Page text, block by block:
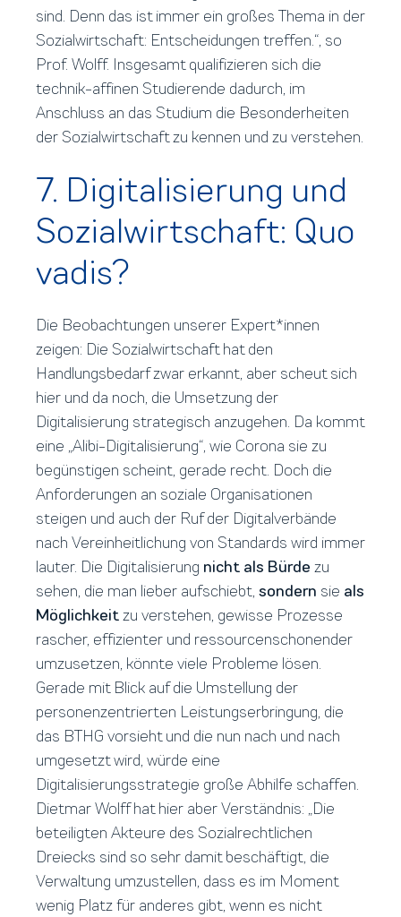
sind. Denn das ist immer ein großes Thema in der
Sozialwirtschaft: Entscheidungen treffen.“, so
Prof. Wolff. Insgesamt qualifizieren sich die
technik-affinen Studierende dadurch, im
Anschluss an das Studium die Besonderheiten
der Sozialwirtschaft zu kennen und zu verstehen.
7. Digitalisierung und
Sozialwirtschaft: Quo
vadis?
Die Beobachtungen unserer Expert*innen
zeigen: Die Sozialwirtschaft hat den
Handlungsbedarf zwar erkannt, aber scheut sich
hier und da noch, die Umsetzung der
Digitalisierung strategisch anzugehen. Da kommt
eine „Alibi-Digitalisierung“, wie Corona sie zu
begünstigen scheint, gerade recht. Doch die
Anforderungen an soziale Organisationen
steigen und auch der Ruf der Digitalverbände
nach Vereinheitlichung von Standards wird immer
lauter. Die Digitalisierung nicht als Bürde zu
sehen, die man lieber aufschiebt, sondern sie als
Möglichkeitzu verstehen, gewisse Prozesse
rascher, effizienter und ressourcenschonender
umzusetzen, könnte viele Probleme lösen.
Gerade mit Blick auf die Umstellung der
personenzentrierten Leistungserbringung, die
das BTHG vorsieht und die nun nach und nach
umgesetzt wird, würde eine
Digitalisierungsstrategie große Abhilfe schaffen.
Dietmar Wolff hat hier aber Verständnis: „Die
beteiligten Akteure des Sozialrechtlichen
Dreiecks sind so sehr damit beschäftigt, die
Verwaltung umzustellen, dass es im Moment
wenig Platz für anderes gibt, wenn es nicht